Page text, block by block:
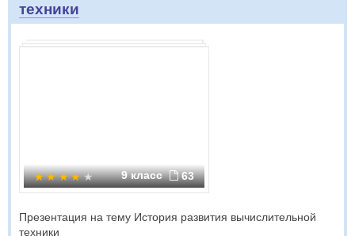
техники
9 класс 63
Презентация на тему История развития вычислительной
техники